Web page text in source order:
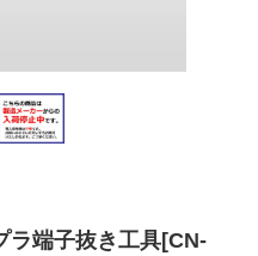
ラ端子抜き工具[CN-